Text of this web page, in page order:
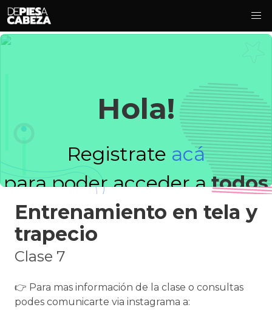
Hola!
Registrate acá
para poder acceder atodos
los videos!
Entrenamiento en tela y
trapecio
Clase 7
👉 Para mas información de la clase o consultas
podes comunicarte via instagrama a: